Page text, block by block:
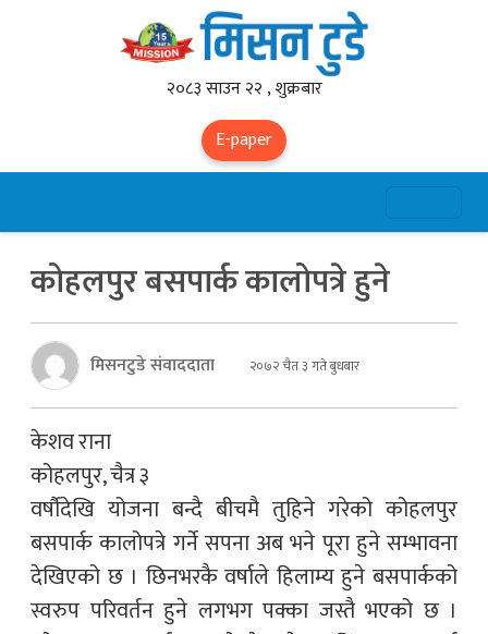
२०८३ साउन २२ , शुक्रबार
E-paper
कोहलपुर बसपार्क कालोपत्रे हुने
मिसनटुडे संवाददाता २०७२ चैत ३ गते बुधबार
केशव राना
कोहलपुर, चैत्र ३
वर्षौदेखि योजना बन्दै बीचमै तुहिने गरेको कोहलपुर
बसपार्क कालोपत्रे गर्ने सपना अब भने पूरा हुने सम्भावना
देखिएको छ । छिनभरकै वर्षाले हिलाम्य हुने बसपार्कको
स्वरुप परिवर्तन हुने लगभग पक्का जस्तै भएको छ ।